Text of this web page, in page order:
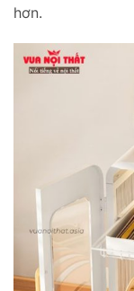
hơn.